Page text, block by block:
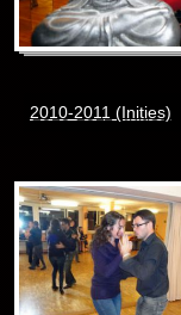
2010-2011 (Inities)